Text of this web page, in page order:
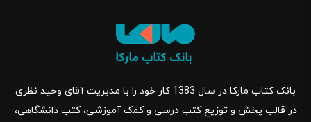
بانک کتاب مارکا در سال 1383 کار خود را با مدیریت آقای وحید نظری
در قالب پخش و توزیع کتب درسی و کمک آموزشی، کتب دانشگاهی،